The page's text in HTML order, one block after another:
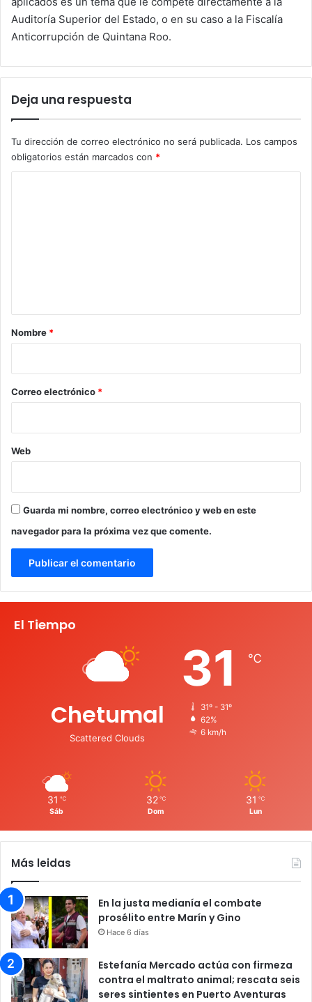
Auditoría Superior del Estado, o en su caso a la Fiscalía
Anticorrupción de Quintana Roo.
Deja una respuesta
Tu dirección de correo electrónico no será publicada. Los campos
obligatorios están marcados con *
r
*
Nombre *
Correo electrónico *
Web
Guarda mi nombre, correo electrónico y web en este
navegador para la próxima vez que comente.
El Tiempo
Chetumal
Scattered Clouds
31 ℃
31º - 31º
62%
6 km/h
31 ℃
Sáb
32 ℃
Dom
31 ℃
Lun
Más leidas
En la justa medianía el combate
prosélito entre Marín y Gino
Hace 6 días
Estefanía Mercado actúa con firmeza
contra el maltrato animal; rescata seis
seres sintientes en Puerto Aventuras